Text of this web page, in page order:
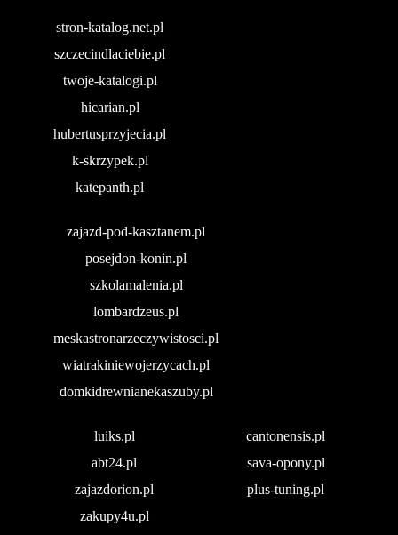
stron-katalog.net.pl
szczecindlaciebie.pl
twoje-katalogi.pl
hicarian.pl
hubertusprzyjecia.pl
k-skrzypek.pl
katepanth.pl
zajazd-pod-kasztanem.pl
posejdon-konin.pl
szkolamalenia.pl
lombardzeus.pl
meskastronarzeczywistosci.pl
wiatrakiniewojerzycach.pl
domkidrewnianekaszuby.pl
luiks.pl
abt24.pl
zajazdorion.pl
zakupy4u.pl
cantonensis.pl
sava-opony.pl
plus-tuning.pl